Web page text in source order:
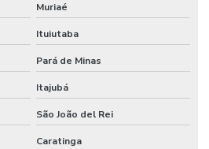
Muriaé
Ituiutaba
Pará de Minas
Itajubá
São João del Rei
Caratinga